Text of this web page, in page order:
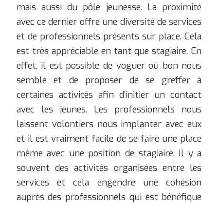
mais aussi du pôle jeunesse. La proximité
avec ce dernier offre une diversité de services
et de professionnels présents sur place. Cela
est très appréciable en tant que stagiaire. En
effet, il est possible de voguer où bon nous
semble et de proposer de se greffer à
certaines activités afin d’initier un contact
avec les jeunes. Les professionnels nous
laissent volontiers nous implanter avec eux
et il est vraiment facile de se faire une place
même avec une position de stagiaire. Il y a
souvent des activités organisées entre les
services et cela engendre une cohésion
auprès des professionnels qui est bénéfique